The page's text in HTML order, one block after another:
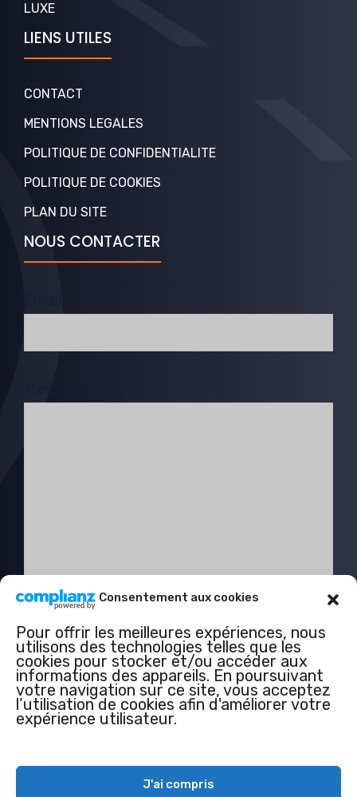
Consentement aux cookies
Pour offrir les meilleures expériences, nous
utilisons des technologies telles que les
cookies pour stocker et/ou accéder aux
informations des appareils. En poursuivant
votre navigation sur ce site, vous acceptez
l’utilisation de cookies afin d'améliorer votre
expérience utilisateur.
J'ai compris
LUXE
LIENS UTILES
CONTACT
MENTIONS LEGALES
POLITIQUE DE CONFIDENTIALITE
POLITIQUE DE COOKIES
PLAN DU SITE
NOUS CONTACTER
© 2026 • Univers du Luxe